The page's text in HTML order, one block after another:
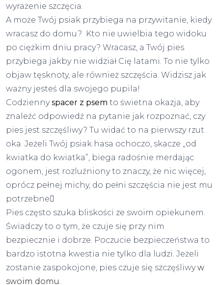
wyrażenie szczęcia.
A może Twój psiak przybiega na przywitanie, kiedy
wracasz do domu? Kto nie uwielbia tego widoku
po ciężkim dniu pracy? Wracasz, a Twój pies
przybiega jakby nie widział Cię latami. To nie tylko
objaw tęsknoty, ale również szczęścia. Widzisz jak
ważny jesteś dla swojego pupila!
Codziennyspacer z psem to świetna okazja, aby
znaleźć odpowiedź na pytanie jak rozpoznać, czy
pies jest szczęśliwy? Tu widać to na pierwszy rzut
oka. Jeżeli Twój psiak hasa ochoczo, skacze „od
kwiatka do kwiatka”, biega radośnie merdając
ogonem, jest rozluźniony to znaczy, że nic więcej,
oprócz pełnej michy, do pełni szczęścia nie jest mu
potrzebne
Pies często szuka bliskości ze swoim opiekunem.
Świadczy to o tym, że czuje się przy nim
bezpiecznie i dobrze. Poczucie bezpieczeństwa to
bardzo istotna kwestia nie tylko dla ludzi. Jeżeli
zostanie zaspokojone, pies czuje się szczęśliwyw
swoim domu.